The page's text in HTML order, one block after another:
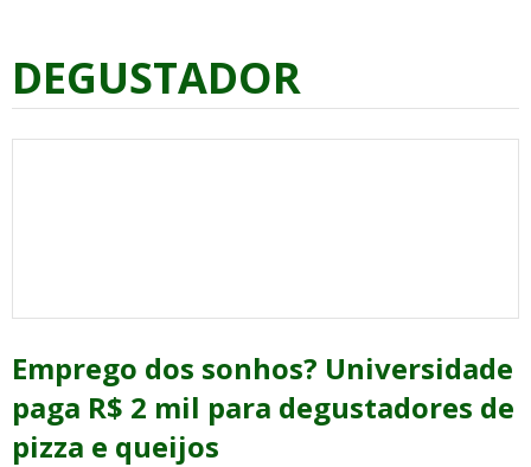
DEGUSTADOR
Emprego dos sonhos? Universidade
paga R$ 2 mil para degustadores de
pizza e queijos